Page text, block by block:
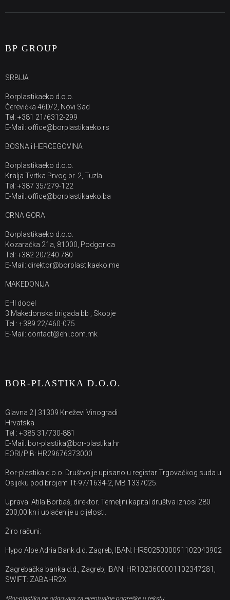
BP GROUP
SRBIJA
Borplastikaeko d.o.o.
Čerevićka 46D/2, Novi Sad
Tel: +381 21/6312-299
E-Mail: office@borplastikaeko.rs
BOSNA i HERCEGOVINA
Borplastikaeko d.o.o.
Kralja Tvrtka Prvog br. 2, Tuzla
Tel: +387 35/279-122
E-Mail: office@borplastikaeko.ba
CRNA GORA
Borplastikaeko d.o.o.
Kozaračka 21a, 81000, Podgorica
Tel: +382 20/240 780
E-Mail: direktor@borplastikaeko.me
MAKEDONIJA
EHI dooel
3 Makedonska brigada bb , Skopje
Tel : +389 22/460-075
E-Mail: contact@ehi.com.mk
BOR-PLASTIKA D.O.O.
Glavna 2 | 31309 Kneževi Vinogradi
Hrvatska
Tel : +385 31/730-881
E-Mail: bor-plastika@bor-plastika.hr
EORI/PIB: HR29676373000
Bor-plastika d.o.o. Društvo je upisano u registar Trgovačkog suda u
Osijeku pod brojem Tt-97/1634-2, MB 1337025.
Uprava: Atila Borbaš, direktor. Temeljni kapital društva iznosi 280
200,00 kn i uplaćen je u cijelosti.
Žiro računi:
Hypo Alpe Adria Bank d.d. Zagreb, IBAN: HR5025000091102043902
Zagrebačka banka d.d., Zagreb, IBAN: HR1023600001102347281,
SWIFT: ZABAHR2X
*Bor-plastika ne odgovara za eventualne pogreške u tekstu